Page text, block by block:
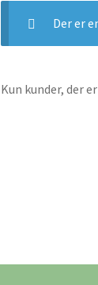
Der er
Kun kunder, der